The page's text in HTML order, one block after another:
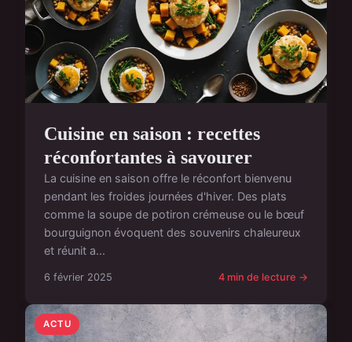
Cuisine en saison : recettes
réconfortantes à savourer
La cuisine en saison offre le réconfort bienvenu
pendant les froides journées d'hiver. Des plats
comme la soupe de potiron crémeuse ou le bœuf
bourguignon évoquent des souvenirs chaleureux
et réunit a...
6 février 2025 4 min de lecture →
ACTU